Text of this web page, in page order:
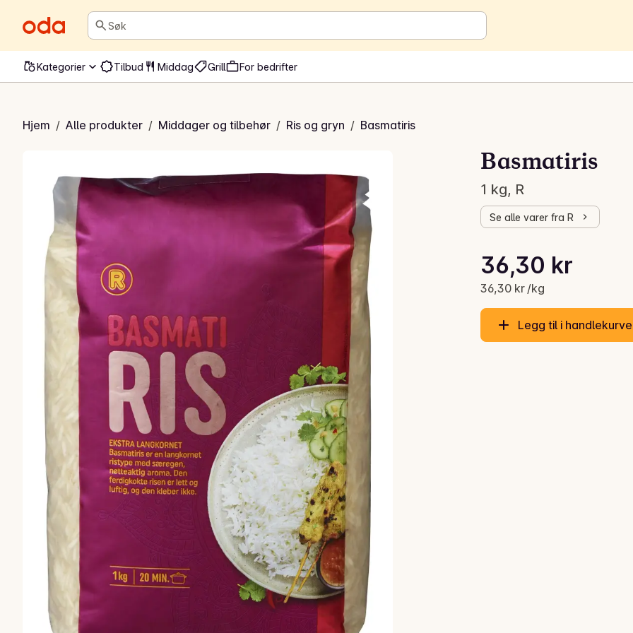
Søk
Kategorier Tilbud Middag Grill For bedrifter
Hjem / Alle produkter / Middager og tilbehør / Ris og gryn / Basmatiris
Basmatiris
1 kg, R
Se alle varer fra R
Gjeldende pris er: 36,30 kr
36,30 kr
36,30 kr /kg
Stykkpris: 36,30 kr /kg
Legg til i